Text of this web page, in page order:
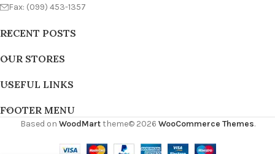
Fax: (099) 453-1357
RECENT POSTS
OUR STORES
USEFUL LINKS
FOOTER MENU
Based on WoodMarttheme© 2026 WooCommerce Themes.